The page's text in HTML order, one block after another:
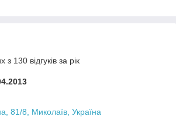
130 відгуків за рік
81/8, Миколаїв, Україна